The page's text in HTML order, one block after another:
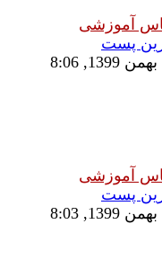
آموزشی
پست
چهار شنبه 29 بهمن 1399, 8:06
آموزشی
پست
چهار شنبه 29 بهمن 1399, 8:03